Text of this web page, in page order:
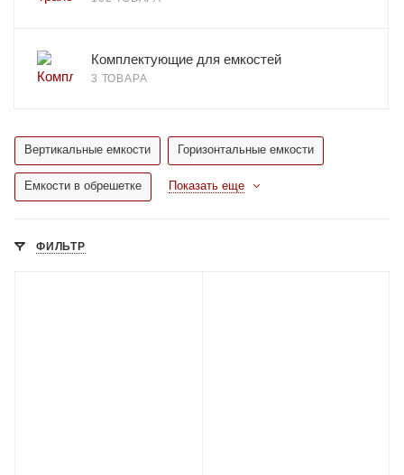
Комплектующие для емкостей
3 ТОВАРА
Вертикальные емкости Горизонтальные емкости
Емкости в обрешетке Показать еще
ФИЛЬТР